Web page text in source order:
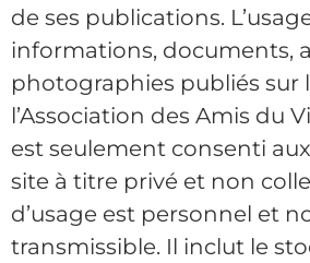
de ses publications.
informations, documents,
photographies publiés sur
l’Association des Amis du
est seulement consenti
site à titre privé et non
d’usage est personnel et
transmissible. Il inclut le